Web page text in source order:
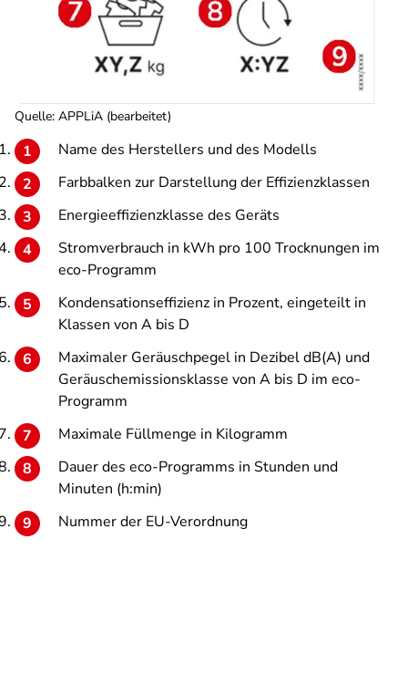
Quelle: APPLiA (bearbeitet)
Name des Herstellers und des Modells
Farbbalken zur Darstellung der Effizienzklassen
Energieeffizienzklasse des Geräts
Stromverbrauch in kWh pro 100 Trocknungen im
eco-Programm
Kondensationseffizienz in Prozent, eingeteilt in
Klassen von A bis D
Maximaler Geräuschpegel in Dezibel dB(A) und
Geräuschemissionsklasse von A bis D im eco-
Programm
Maximale Füllmenge in Kilogramm
Dauer des eco-Programms in Stunden und
Minuten (h:min)
Nummer der EU-Verordnung